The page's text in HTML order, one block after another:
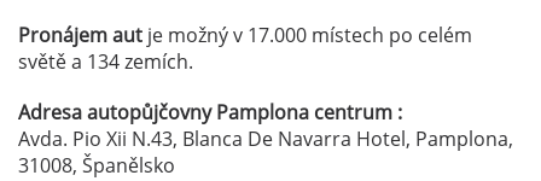
Pronájem aut je možný v 17.000 místech po celém
světě a 134 zemích.
Adresa autopůjčovny Pamplona centrum :
Avda. Pio Xii N.43, Blanca De Navarra Hotel, Pamplona,
31008, Španělsko